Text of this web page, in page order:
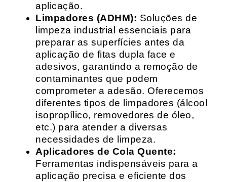
aplicação.
Limpadores (ADHM): Soluções de
limpeza industrial essenciais para
preparar as superfícies antes da
aplicação de fitas dupla face e
adesivos, garantindo a remoção de
contaminantes que podem
comprometer a adesão. Oferecemos
diferentes tipos de limpadores (álcool
isopropílico, removedores de óleo,
etc.) para atender a diversas
necessidades de limpeza.
Aplicadores de Cola Quente:
Ferramentas indispensáveis para a
aplicação precisa e eficiente dos